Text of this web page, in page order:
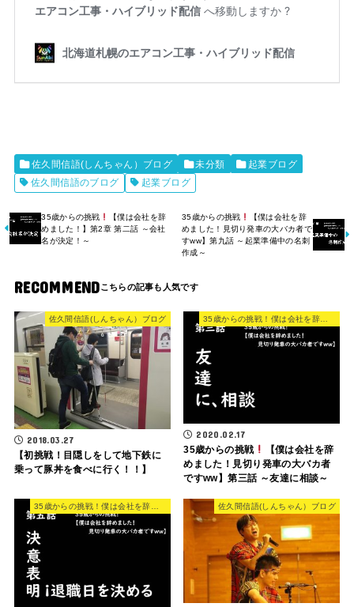
佐久間信語(しんちゃん）ブログ 未分類
起業ブログ
佐久間信語のブログ
起業ブログ
35歳からの挑戦
【僕は会社を辞
めました！】第2章 第二話 ～会社
名が決定！～
35歳からの挑戦
【僕は会社を辞
めました！見切り発車の大バカ者で
すww】第九話 ～起業準備中の名刺
作成～
RECOMMEND
佐久間信語(しんちゃん）ブログ
2018.03.27
【初挑戦！目隠しをして地下鉄に
乗って豚丼を食べに行く！！】
35歳からの挑戦！僕は会社を辞めた
2020.02.17
35歳からの挑戦
【僕は会社を辞
めました！見切り発車の大バカ者
ですww】第三話 ～友達に相談～
佐久間信語(しんちゃん）ブログ